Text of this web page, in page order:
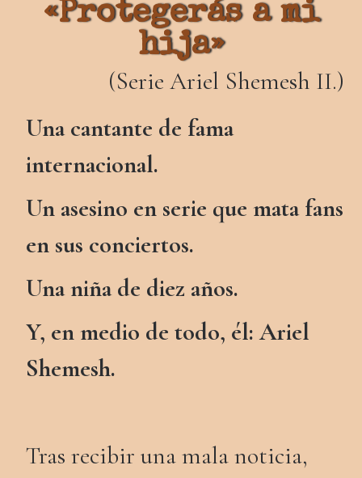
«Protegerás a mi
hija»
(Serie Ariel Shemesh II.)
Una cantante de fama
internacional.
Un asesino en serie que mata fans
en sus conciertos.
Una niña de diez años.
Y, en medio de todo, él: Ariel
Shemesh.
Tras recibir una mala noticia,